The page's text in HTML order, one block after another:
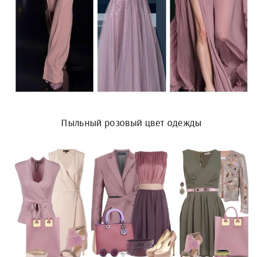
Пыльный розовый цвет одежды